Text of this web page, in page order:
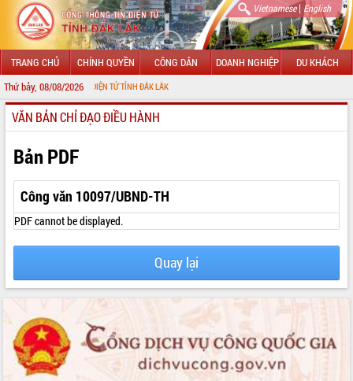
Vietnamese| English
TRANG CHỦ CHÍNH QUYỀN CÔNG DÂN DOANH NGHIỆP DU KHÁCH
Thứ bảy, 08/08/2026
THÔNG TIN ĐIỆN TỬ TỈNH ĐẮK LẮK
GIỚI THIỆU
LÃNH ĐẠO UBND TỈNH
TIN TỨC SỰ KIỆN
SỞ, BAN, NGÀNH
UBND CÁC XÃ, PHƯỜNG
THÔNG TIN CHỈ ĐẠO ĐIỀU HÀNH
VĂN BẢN HĐND TỈNH
ĐIỂM TIN VĂN BẢN
VĂN BẢN CHỈ ĐẠO ĐIỀU HÀNH
Bản PDF
Công văn 10097/UBND-TH
PDF cannot be displayed.
Quay lại